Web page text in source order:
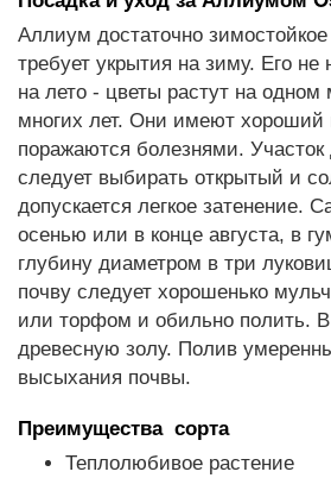
Аллиум достаточно
требует укрытия на зиму. Его не
на лето - цветы растут на одном
многих лет. Они имеют хороший
поражаются болезнями. Участок
следует выбирать открытый и
допускается легкое затенение.
осенью или в конце августа, в
глубину диаметром в три
почву следует хорошенько
или торфом и обильно полить. В
древесную золу. Полив
высыхания почвы.
Преимущества сорта
Теплолюбивое растение